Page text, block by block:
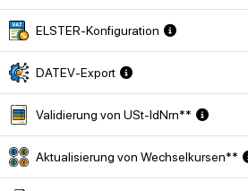
ELSTER-Konfiguration
DATEV-Export
Validierung von USt-IdNrn**
Aktualisierung von Wechselkursen**